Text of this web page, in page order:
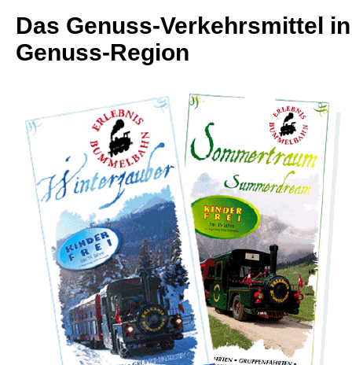
DATENSCHUTZ
Das Genuss-Verkehrsmittel
Genuss-Region